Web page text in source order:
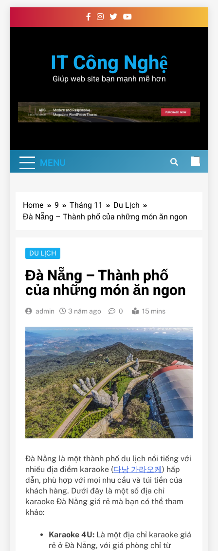
to
IT Công Nghệ
Giúp web site bạn mạnh mẽ hơn
MENU
Home 9 Tháng 11
Du Lịch
Đà Nẵng – Thành phố của những món ăn ngon
DU LỊCH
Đà Nẵng – Thành phố
của những món ăn ngon
admin 3 năm ago 0 15 mins
Đà Nẵng là một thành phố du lịch nổi tiếng với
nhiều địa điểm karaoke (다낭 가라오케 ) hấp
dẫn, phù hợp với mọi nhu cầu và túi tiền của
khách hàng. Dưới đây là một số địa chỉ
karaoke Đà Nẵng giá rẻ mà bạn có thể tham
khảo:
Karaoke 4U: Là một địa chỉ karaoke giá
rẻ ở Đà Nẵng, với giá phòng chỉ từ